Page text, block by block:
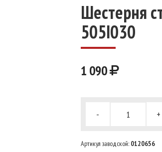
Шестерня
505I030
1 090
- +
Артикул заводской: 0120656